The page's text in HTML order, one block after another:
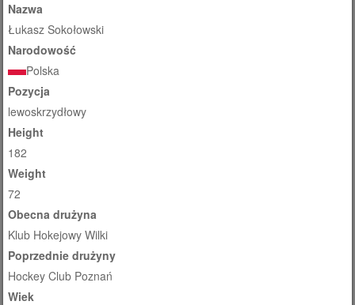
Nazwa
Łukasz Sokołowski
Narodowość
Polska
Pozycja
lewoskrzydłowy
Height
182
Weight
72
Obecna drużyna
Klub Hokejowy Wilki
Poprzednie drużyny
Hockey Club Poznań
Wiek